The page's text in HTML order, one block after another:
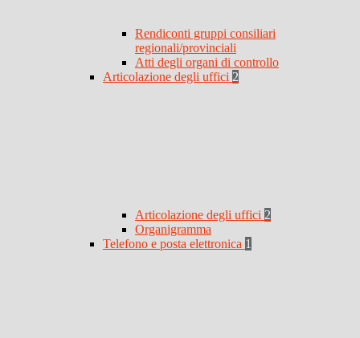
Rendiconti gruppi consiliari
regionali/provinciali
Atti degli organi di controllo
Articolazione degli uffici 2
Articolazione degli uffici 2
Organigramma
Telefono e posta elettronica 1